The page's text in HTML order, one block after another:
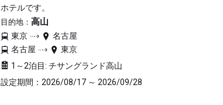
ホテルです。
目的地： 高山
東京
名古屋
名古屋
東京
1～2泊目: チサングランド高山
設定期間：2026/08/17 ～ 2026/09/28